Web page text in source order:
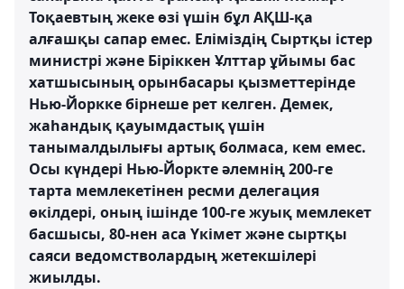
Тоқаевтың жеке өзі үшін бұл АҚШ-қа
алғашқы сапар емес. Еліміздің Сыртқы істер
министрі және Біріккен Ұлттар ұйымы бас
хатшысының орынбасары қызметтерінде
Нью-Йоркке бірнеше рет келген. Демек,
жаһандық қауымдастық үшін
танымалдылығы артық болмаса, кем емес.
Осы күндері Нью-Йоркте әлемнің 200-ге
тарта мемлекетінен ресми делегация
өкілдері, оның ішінде 100-ге жуық мемлекет
басшысы, 80-нен аса Үкімет және сыртқы
саяси ведомстволардың жетекшілері
жиылды.